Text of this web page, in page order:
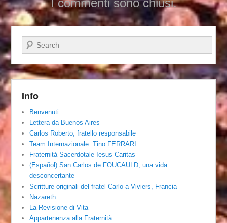
I commenti sono chiusi.
Cerca
Info
Benvenuti
Lettera da Buenos Aires
Carlos Roberto, fratello responsabile
Team Internazionale. Tino FERRARI
Fraternità Sacerdotale Iesus Caritas
(Español) San Carlos de FOUCAULD, una vida
desconcertante
Scritture originali del fratel Carlo a Viviers, Francia
Nazareth
La Revisione di Vita
Appartenenza alla Fraternità